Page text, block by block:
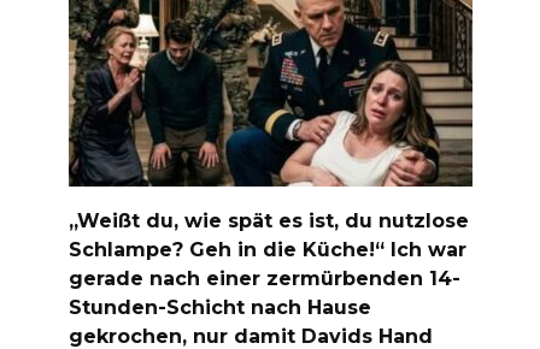
„Weißt du, wie spät es ist, du nutzlose
Schlampe? Geh in die Küche!“ Ich war
gerade nach einer zermürbenden 14-
Stunden-Schicht nach Hause
gekrochen, nur damit Davids Hand